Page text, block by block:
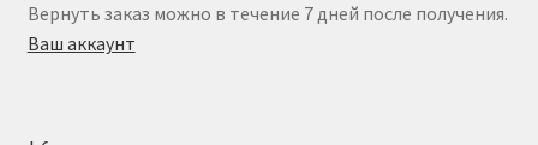
Вернуть заказ можно в течение 7 дней после получения.
Ваш аккаунт